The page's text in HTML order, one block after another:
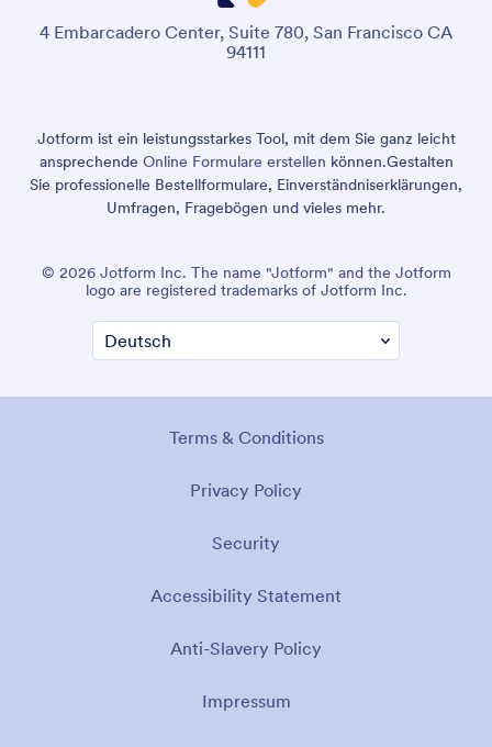
4 Embarcadero Center, Suite 780, San Francisco CA
94111
Jotform ist ein leistungsstarkes Tool, mit dem Sie ganz leicht
ansprechende Online Formulare erstellen können.Gestalten
Sie professionelle Bestellformulare, Einverständniserklärungen,
Umfragen, Fragebögen und vieles mehr.
© 2026 Jotform Inc. The name "Jotform" and the Jotform
logo are registered trademarks of Jotform Inc.
Terms & Conditions
Privacy Policy
Security
Accessibility Statement
Anti-Slavery Policy
Impressum